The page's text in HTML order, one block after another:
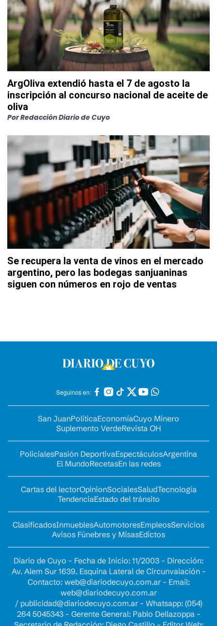
ArgOliva extendió hasta el 7 de agosto la
inscripción al concurso nacional de aceite de
oliva
PorRedacción Diario de Cuyo
Se recupera la venta de vinos en el mercado
argentino, pero las bodegas sanjuaninas
siguen con números en rojo de ventas
Seguinos en:
San JuanPolíticaEconomíaCuyo Minero
Suplemento VerdeRevista OH
PolicialesPasión DeportivaEspectáculosArgentina
El MundoRecetasEn las redes
Cartas del lectorOpinionSocialesSaludTecnología
TendenciaEstado del tránsito
ClasificadosInmueblesAutomotoresEmpleosServicios
Avisos Fúnebres y MisasEdictos
Diario de Cuyo - Fecha de Inicio: 11/2003 - Dirección:
Av. Alem Sur 1639. Esquina Lateral de Circunvalación -
Contacto: web@diariodecuyo.com.ar- Email:
web@diariodecuyo.com.ar
/ publicidad@diariodecuyo.com.ar- Whatsapp: (054)
264 5045343 - Gerente General: Pablo Dellazoppa -